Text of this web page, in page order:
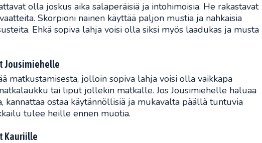
olla joskus aika salaperäisiä ja intohimoisia. He rakastavat
Skorpioni nainen käyttää paljon mustia ja nahkaisia
Ehkä sopiva lahja voisi olla siksi myös laadukas ja musta
Jousimiehelle
matkustamisesta, jolloin sopiva lahja voisi olla vaikkapa
tai liput jollekin matkalle. Jos Jousimiehelle haluaa
kannattaa ostaa käytännöllisiä ja mukavalta päällä tuntuvia
tulee heille ennen muotia.
Kauriille